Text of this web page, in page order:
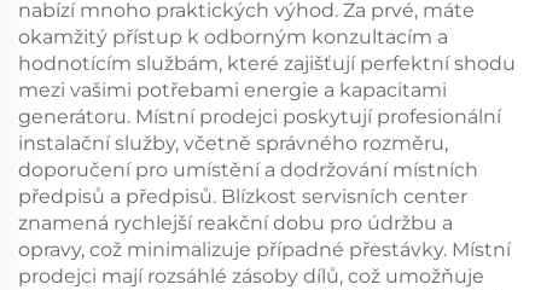
nabízí mnoho praktických výhod. Za prvé, máte
okamžitý přístup k odborným konzultacím a
hodnotícím službám, které zajišťují perfektní shodu
mezi vašimi potřebami energie a kapacitami
generátoru. Místní prodejci poskytují profesionální
instalační služby, včetně správného rozměru,
doporučení pro umístění a dodržování místních
předpisů a předpisů. Blízkost servisních center
znamená rychlejší reakční dobu pro údržbu a
opravy, což minimalizuje případné přestávky. Místní
prodejci mají rozsáhlé zásoby dílů, což umožňuje